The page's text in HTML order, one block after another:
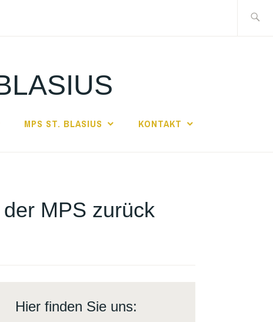
nach:
MPS ST. BLASIUS KONTAKT
MPS zurück
Hier finden Sie uns: